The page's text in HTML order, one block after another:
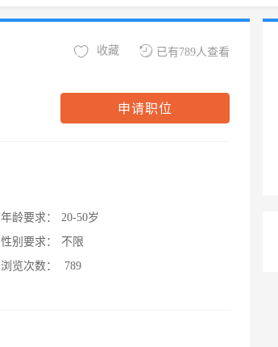
已有789人查看
收藏
申请职位
年龄要求：
20-50岁
性别要求：
不限
浏览次数：
789